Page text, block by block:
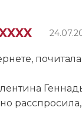
спешки
меня. В
диагностику,